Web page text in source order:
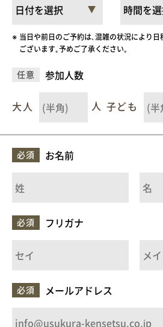
当日や前日のご予約は､混雑の状況により
ございます｡予めご了承ください｡
参加人数
任意
大人 人 子ども
お名前
必須
フリガナ
必須
メールアドレス
必須